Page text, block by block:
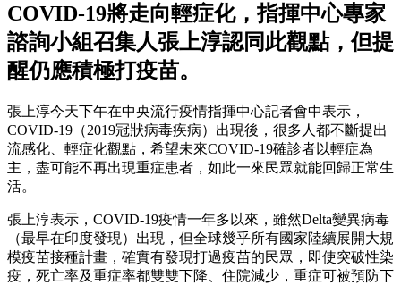
COVID-19將走向輕症化，指揮中心專家
諮詢小組召集人張上淳認同此觀點，但提
醒仍應積極打疫苗。
張上淳今天下午在中央流行疫情指揮中心記者會中表示，
COVID-19（2019冠狀病毒疾病）出現後，很多人都不斷提出
流感化、輕症化觀點，希望未來COVID-19確診者以輕症為
主，盡可能不再出現重症患者，如此一來民眾就能回歸正常生
活。
張上淳表示，COVID-19疫情一年多以來，雖然Delta變異病毒
（最早在印度發現）出現，但全球幾乎所有國家陸續展開大規
模疫苗接種計畫，確實有發現打過疫苗的民眾，即使突破性染
疫，死亡率及重症率都雙雙下降、住院減少，重症可被預防下